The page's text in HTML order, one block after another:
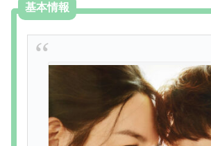
基本情報